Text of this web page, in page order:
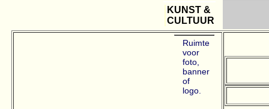
KUNST &
CULTUUR
Ruimte
voor
foto,
banner
of
logo.